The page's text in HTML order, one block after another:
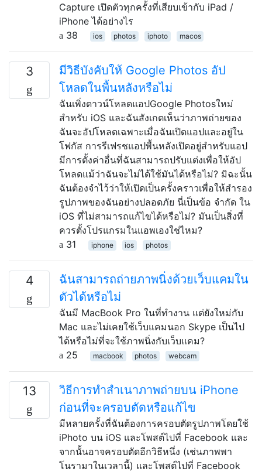
Capture เปิดตัวทุกครั้งที่เสียบเข้ากับ iPad /
iPhone ได้อย่างไร
38
ios photos iphoto macos
3
มีวิธีบังคับให้ Google Photos อัป
โหลดในพื้นหลังหรือไม่
ฉันเพิ่งดาวน์โหลดแอปGoogle Photosใหม่
สำหรับ iOS และฉันสังเกตเห็นว่าภาพถ่ายของ
ฉันจะอัปโหลดเฉพาะเมื่อฉันเปิดแอปและอยู่ใน
โฟกัส การรีเฟรชแอปพื้นหลังเปิดอยู่สำหรับแอป
มีการตั้งค่าอื่นที่ฉันสามารถปรับแต่งเพื่อให้อัป
โหลดแม้ว่าฉันจะไม่ได้ใช้มันได้หรือไม่? มิฉะนั้น
ฉันต้องจำไว้ว่าให้เปิดเป็นครั้งคราวเพื่อให้สำรอง
รูปภาพของฉันอย่างปลอดภัย นี่เป็นข้อ จำกัด ใน
iOS ที่ไม่สามารถแก้ไขได้หรือไม่? มันเป็นสิ่งที่
ควรตั้งโปรแกรมในแอพเองใช่ไหม?
31
iphone ios photos
4
ฉันสามารถถ่ายภาพนิ่งด้วยเว็บแคมใน
ตัวได้หรือไม่
ฉันมี MacBook Pro ในที่ทำงาน แต่ยังใหม่กับ
Mac และไม่เคยใช้เว็บแคมนอก Skype เป็นไป
ได้หรือไม่ที่จะใช้ภาพนิ่งกับเว็บแคม?
25
macbook photos webcam
13
วิธีการทำสำเนาภาพถ่ายบน iPhone
ก่อนที่จะครอบตัดหรือแก้ไข
มีหลายครั้งที่ฉันต้องการครอบตัดรูปภาพโดยใช้
iPhoto บน iOS และโพสต์ไปที่ Facebook และ
จากนั้นอาจครอบตัดอีกวิธีหนึ่ง (เช่นภาพพา
โนรามาในเวลานี้) และโพสต์ไปที่ Facebook